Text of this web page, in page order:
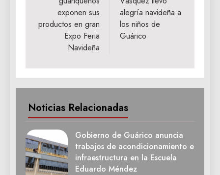
entradas
exponen sus
productos en gran
Expo Feria
Navideña
alegría navideña a
los niños de
Guárico
Noticias Relacionadas
Gobierno de Guárico anuncia
trabajos de acondicionamiento e
infraestructura en la Escuela
Eduardo Méndez